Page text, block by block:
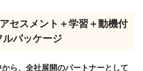
セスメント＋学習＋動機付
ルパッケージ
ら、全社展開のパートナーとして